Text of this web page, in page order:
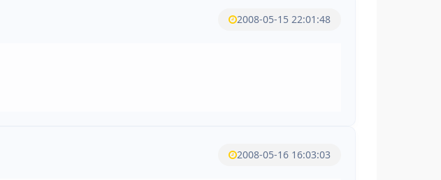
2008-05-15 22:01:48
2008-05-16 16:03:03